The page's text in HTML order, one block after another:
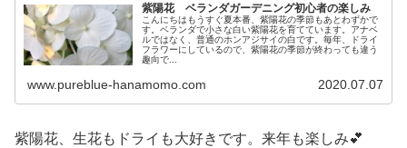
紫陽花 ベランダガーデニング初心者の楽しみ
こんにちはもうすぐ夏本番、紫陽花の季節もあとわずかで
す。ベランダで小さな白い紫陽花を育てています。アナベ
ルではなく、普通のホンアジサイの白です。毎年、ドライ
フラワーにしているので、紫陽花の季節が終わっても違う
趣向で...
www.pureblue-hanamomo.com 2020.07.07
紫陽花、生花もドライも大好きです。来年も楽しみ💕